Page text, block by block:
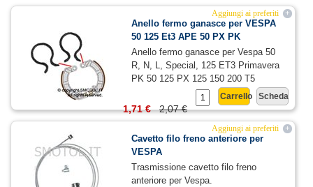
+
Aggiungi ai preferiti
Anello fermo ganasce per VESPA
50 125 Et3 APE 50 PX PK
Anello fermo ganasce per Vespa 50
R, N, L, Special, 125 ET3 Primavera
PK 50 125 PX 125 150 200 T5
Scheda
Carrello
2,07 €
1,71 €
+
Aggiungi ai preferiti
Cavetto filo freno anteriore per
VESPA
Trasmissione cavetto filo freno
anteriore per Vespa.